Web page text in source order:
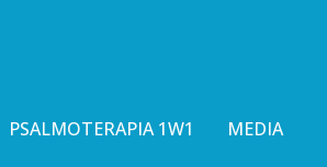
PSALMOTERAPIA 1W1 MEDIA